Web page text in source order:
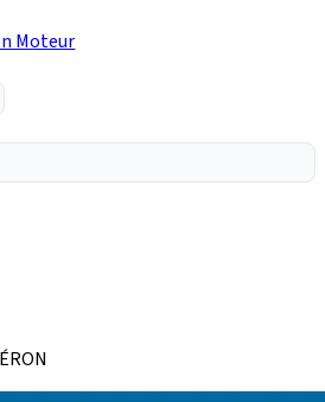
Moteur